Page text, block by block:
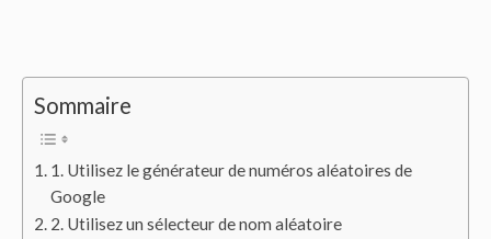
Sommaire
1. Utilisez le générateur de numéros aléatoires de
Google
2. Utilisez un sélecteur de nom aléatoire